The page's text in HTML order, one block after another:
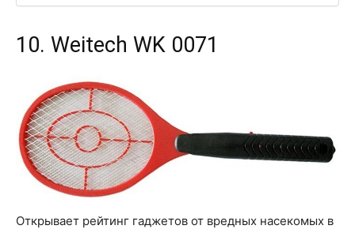
10. Weitech WK 0071
Открывает рейтинг гаджетов от вредных насекомых в